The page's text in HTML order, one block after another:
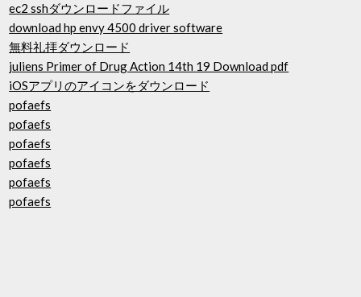
ec2 sshダウンロードファイル
download hp envy 4500 driver software
無料礼拝ダウンロード
juliens Primer of Drug Action 14th 19 Download pdf
iOSアプリのアイコンをダウンロード
pofaefs
pofaefs
pofaefs
pofaefs
pofaefs
pofaefs